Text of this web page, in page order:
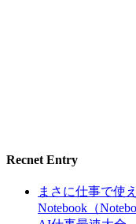
Recnet Entry
まさに仕事で使
Notebook（